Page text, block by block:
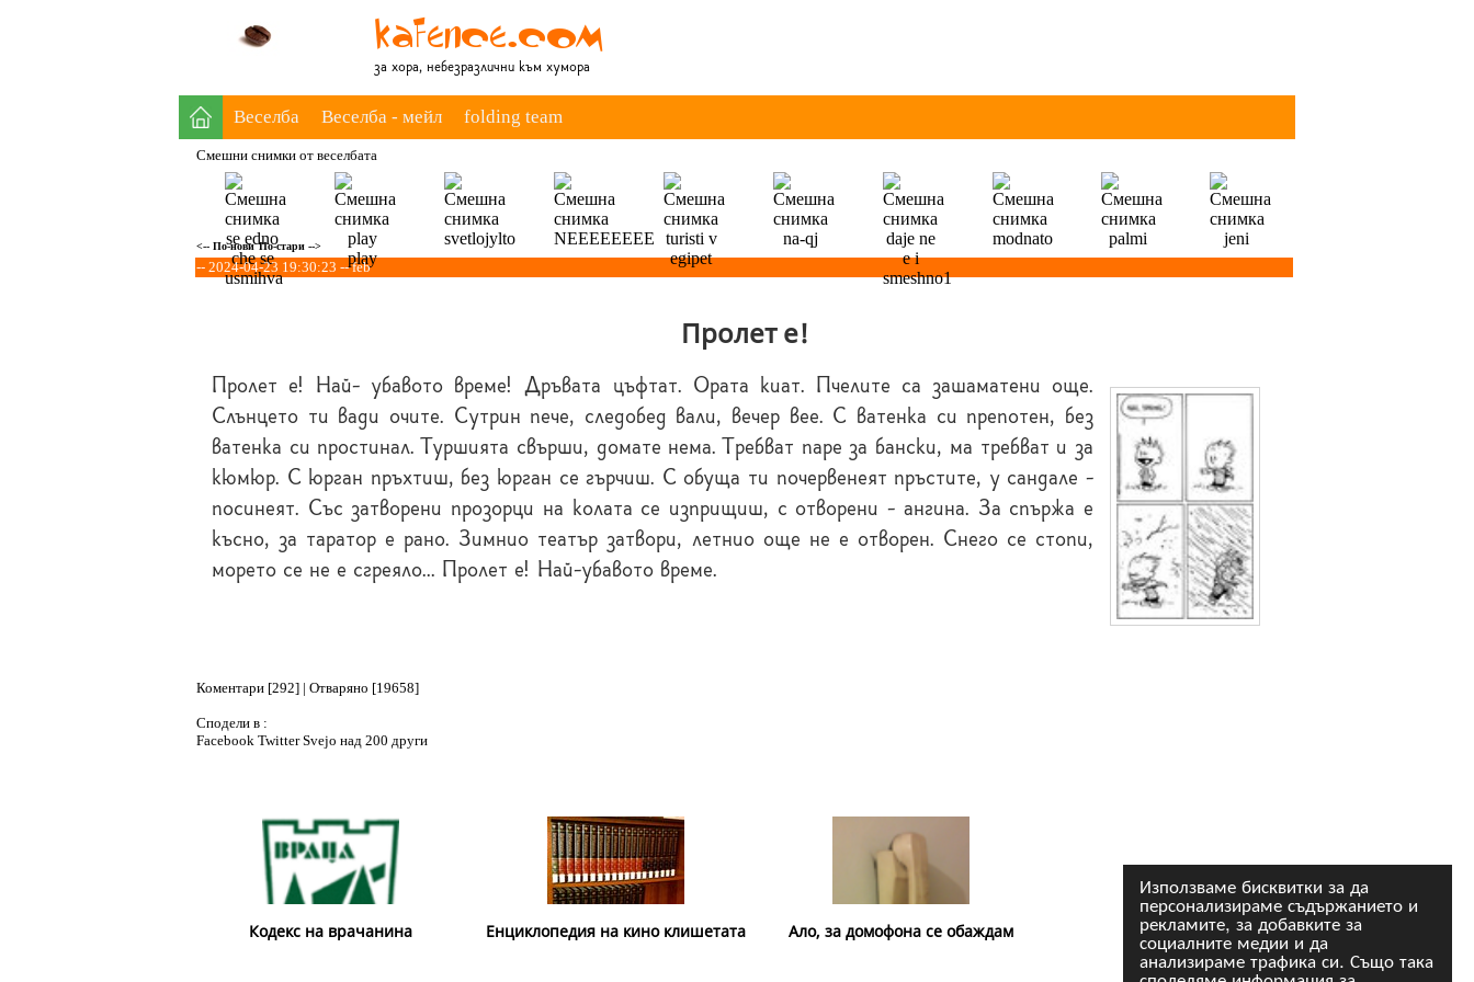
Използваме бисквитки за да
персонализираме съдържанието и
рекламите, за добавките за
социалните медии и да
анализираме трафика си. Също така
за хора, небезразлични към хумора
Веселба Веселба - мейл folding team
Смешни снимки от веселбата
<-- По-нови По-стари -->
-- 2024-04-23 19:30:23 -- feb
Пролет е!
Пролет е! Най- убавото време! Дръвата цъфтат. Ората киат. Пчелите са зашаматени още.
Слънцето ти вади очите. Сутрин пече, следобед вали, вечер вее. С ватенка си препотен, без
ватенка си простинал. Туршията свърши, домате нема. Требват паре за бански, ма требват и за
кюмюр. С юрган пръхтиш, без юрган се гърчиш. С обуща ти почервенеят пръстите, у сандале -
посинеят. Със затворени прозорци на колата се изприщиш, с отворени - ангина. За спържа е
късно, за таратор е рано. Зимнио театър затвори, летнио още не е отворен. Снего се стопи,
морето се не е сгреяло... Пролет е! Най-убавото време.
Коментари [292] | Отваряно [19658]
Сподели в :
Facebook TwitterSvejo над 200 други
Кодекс на врачанина Енциклопедия на кино клишетата Ало, за домофона се обаждам